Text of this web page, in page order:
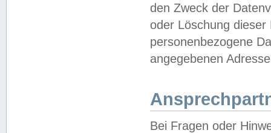
den Zweck der
oder Löschung
personenbezogene
angegebenen
Bei Fragen oder